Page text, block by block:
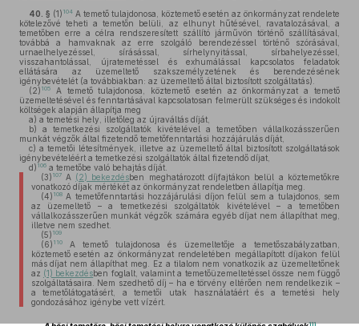
40. § (1) 104 A temető tulajdonosa, köztemető esetén az önkormányzat rendelete
kötelezővé teheti a temetőn belüli, az elhunyt hűtésével, ravatalozásával, a
temetőben erre a célra rendszeresített szállító járművön történő szállításával,
továbbá a hamvaknak az erre szolgáló berendezéssel történő szórásával,
urnaelhelyezéssel, sírásással, sírhelynyitással, sírbahelyezéssel,
visszahantolással, újratemetéssel és exhumálással kapcsolatos feladatok
ellátására az üzemeltető szakszemélyzetének és berendezésének
igénybevételét (a továbbiakban: az üzemeltető által biztosított szolgáltatás).
(2) 105
A temető tulajdonosa, köztemető esetén az önkormányzat a temető
üzemeltetésével és fenntartásával kapcsolatosan felmerült szükséges és indokolt
költségek alapján állapítja meg
a) a temetési hely, illetőleg az újraváltás díját,
b) a temetkezési szolgáltatók kivételével a temetőben vállalkozásszerűen
munkát végzők által fizetendő temetőfenntartási hozzájárulás díját,
c) a temetői létesítmények, illetve az üzemeltető által biztosított szolgáltatások
igénybevételéért a temetkezési szolgáltatók által fizetendő díjat,
d) 106 a temetőbe való behajtás díját.
(3) 107A (2) bekezdésben meghatározott díjfajtákon belül a köztemetőkre
vonatkozó díjak mértékét az önkormányzat rendeletben állapítja meg.
(4) 108A temetőfenntartási hozzájárulási díjon felül sem a tulajdonos, sem
az üzemeltető – a temetkezési szolgáltatók kivételével – a temetőben
vállalkozásszerűen munkát végzők számára egyéb díjat nem állapíthat meg,
illetve nem szedhet.
(5) 109
(6) 110A temető tulajdonosa és üzemeltetője a temetőszabályzatban,
köztemető esetén az önkormányzat rendeletében megállapított díjakon felül
más díjat nem állapíthat meg. Ez a tilalom nem vonatkozik az üzemeltetőnek
az (1) bekezdésben foglalt, valamint a temetőüzemeltetéssel össze nem függő
szolgáltatásaira. Nem szedhető díj – ha e törvény eltérően nem rendelkezik –
a temetőlátogatásért, a temetői utak használatáért és a temetési hely
gondozásához igénybe vett vízért.
111